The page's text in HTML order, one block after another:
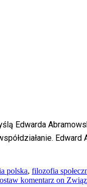
Edwarda
Edward
polska, filozofia
komentarz on